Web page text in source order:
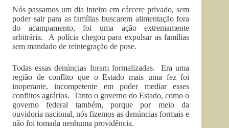
Nós passamos um dia inteiro em cárcere privado, sem
poder sair para as famílias buscarem alimentação fora
do acampamento, foi uma ação extremamente
arbitrária. A polícia chegou para expulsar as famílias
sem mandado de reintegração de pose.
Todas essas denúncias foram formalizadas. Era uma
região de conflito que o Estado mais uma fez foi
inoperante, incompetente em poder mediar esses
conflitos agrários. Tanto o governo do Estado, como o
governo federal também, porque por meio da
ouvidoria nacional, nós fizemos as denúncias formais e
não foi tomada nenhuma providência.